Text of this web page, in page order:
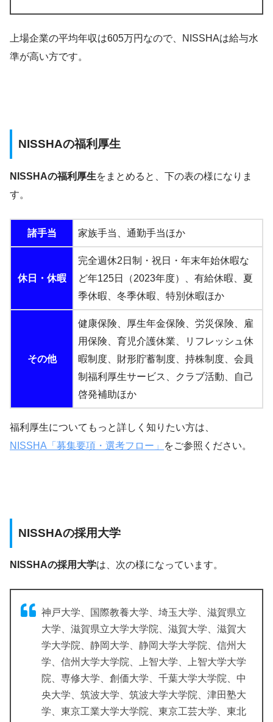
上場企業の平均年収は605万円なので、NISSHAは給与水
準が高い方です。
NISSHAの福利厚生
NISSHAの福利厚生をまとめると、下の表の様になりま
す。
諸手当 家族手当、通勤手当ほか
休日・休暇
完全週休2日制・祝日・年末年始休暇な
ど年125日（2023年度）、有給休暇、夏
季休暇、冬季休暇、特別休暇ほか
その他
健康保険、厚生年金保険、労災保険、雇
用保険、育児介護休業、リフレッシュ休
暇制度、財形貯蓄制度、持株制度、会員
制福利厚生サービス、クラブ活動、自己
啓発補助ほか
福利厚生についてもっと詳しく知りたい方は、
NISSHA「募集要項・選考フロー」
をご参照ください。
NISSHAの採用大学
NISSHAの採用大学は、次の様になっています。
神戸大学、国際教養大学、埼玉大学、滋賀県立
大学、滋賀県立大学大学院、滋賀大学、滋賀大
学大学院、静岡大学、静岡大学大学院、信州大
学、信州大学大学院、上智大学、上智大学大学
院、専修大学、創価大学、千葉大学大学院、中
央大学、筑波大学、筑波大学大学院、津田塾大
学、東京工業大学大学院、東京工芸大学、東北